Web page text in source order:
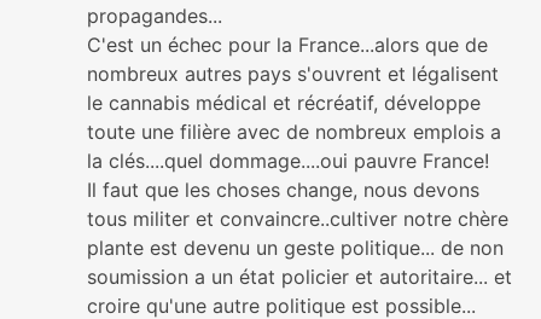
propagandes...
C'est un échec pour la France...alors que de
nombreux autres pays s'ouvrent et légalisent
le cannabis médical et récréatif, développe
toute une filière avec de nombreux emplois a
la clés....quel dommage....oui pauvre France!
Il faut que les choses change, nous devons
tous militer et convaincre..cultiver notre chère
plante est devenu un geste politique... de non
soumission a un état policier et autoritaire... et
croire qu'une autre politique est possible...